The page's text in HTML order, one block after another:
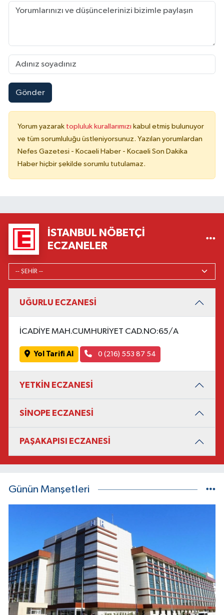
Gönder
Yorum yazarak topluluk kurallarımızı kabul etmiş bulunuyor
ve tüm sorumluluğu üstleniyorsunuz. Yazılan yorumlardan
Nefes Gazetesi - Kocaeli Haber - Kocaeli Son Dakika
Haber hiçbir şekilde sorumlu tutulamaz.
İSTANBUL NÖBETÇI
ECZANELER
UĞURLU ECZANESİ
İCADİYE MAH.CUMHURİYET CAD.NO:65/A
Yol Tarifi Al 0 (216) 553 87 54
YETKİN ECZANESİ
SİNOPE ECZANESİ
PAŞAKAPISI ECZANESİ
Günün Manşetleri